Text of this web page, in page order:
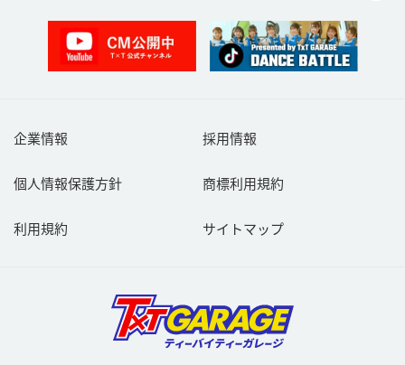
企業情報 採用情報
個人情報保護方針 商標利用規約
利用規約 サイトマップ